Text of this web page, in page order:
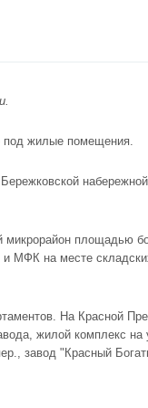
под жилые помещения.
микрорайон площадью
и МФК на месте
На Красной
жилой комплекс на
завод "Красный